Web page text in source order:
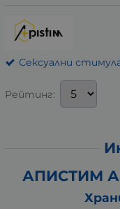
Сексуални
Рейтинг:
АПИСТИМ